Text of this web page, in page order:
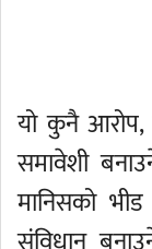
यो कुनै आरोप,
समावेशी
मानिसको